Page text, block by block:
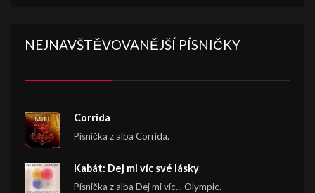
NEJNAVŠTĚVOVANĚJŠÍ PÍSNIČKY
Corrida
Písnička z alba Corrida.
Kabát: Dej mi víc své lásky
Písnička z alba Dej mi víc... Olympic.